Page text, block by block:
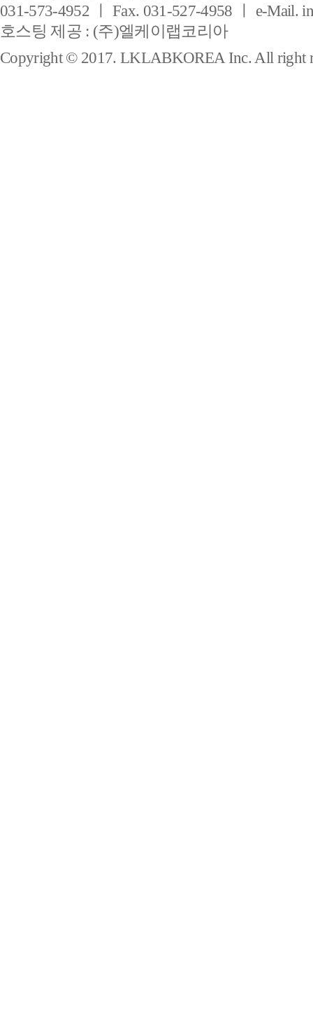
031-573-4952 ㅣ Fax. 031-527-4958 ㅣ e-Mail.
호스팅 제공 : (주)엘케이랩코리아
Copyright © 2017. LKLABKOREA Inc. All right